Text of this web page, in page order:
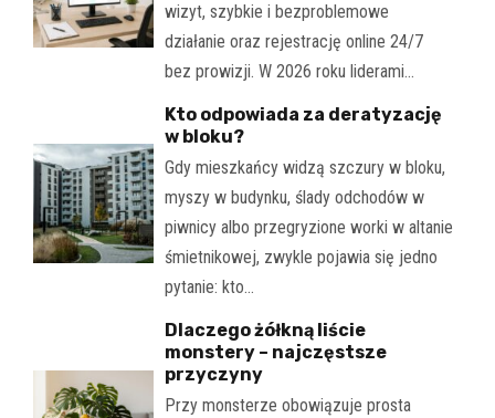
wizyt, szybkie i bezproblemowe
działanie oraz rejestrację online 24/7
bez prowizji. W 2026 roku liderami…
Kto odpowiada za deratyzację
w bloku?
Gdy mieszkańcy widzą szczury w bloku,
myszy w budynku, ślady odchodów w
piwnicy albo przegryzione worki w altanie
śmietnikowej, zwykle pojawia się jedno
pytanie: kto…
Dlaczego żółkną liście
monstery – najczęstsze
przyczyny
Przy monsterze obowiązuje prosta